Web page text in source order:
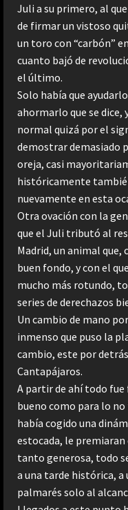
Juli a su primero, al
de firmar un vistoso
un toro con “carbón”
cuanto bajó de
el último.
Solo había que
ahormarlo que se dice,
normal quizá por el
demostrar demasiado
oreja, casi
históricamente
nuevamente en esta
Otra ovación con la
que el Juli tributó al
Madrid, un animal
buen fondo, y con el
mucho más rotundo,
series de derechazos
Un cambio de mano
inmenso que puso la
cambio, este por
Cantapájaros.
A partir de ahí todo
bueno como para lo
había cogido una
estocada, le premiaran
tanto generosa, todo
a una tarde histórica, a
palmarés solo al